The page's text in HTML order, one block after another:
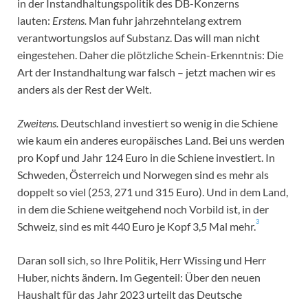
in der Instandhaltungspolitik des DB-Konzerns
lauten: Erstens. Man fuhr jahrzehntelang extrem
verantwortungslos auf Substanz. Das will man nicht
eingestehen. Daher die plötzliche Schein-Erkenntnis: Die
Art der Instandhaltung war falsch – jetzt machen wir es
anders als der Rest der Welt.
Zweitens. Deutschland investiert so wenig in die Schiene
wie kaum ein anderes europäisches Land. Bei uns werden
pro Kopf und Jahr 124 Euro in die Schiene investiert. In
Schweden, Österreich und Norwegen sind es mehr als
doppelt so viel (253, 271 und 315 Euro). Und in dem Land,
in dem die Schiene weitgehend noch Vorbild ist, in der
Schweiz, sind es mit 440 Euro je Kopf 3,5 Mal mehr.3
Daran soll sich, so Ihre Politik, Herr Wissing und Herr
Huber, nichts ändern. Im Gegenteil: Über den neuen
Haushalt für das Jahr 2023 urteilt das Deutsche